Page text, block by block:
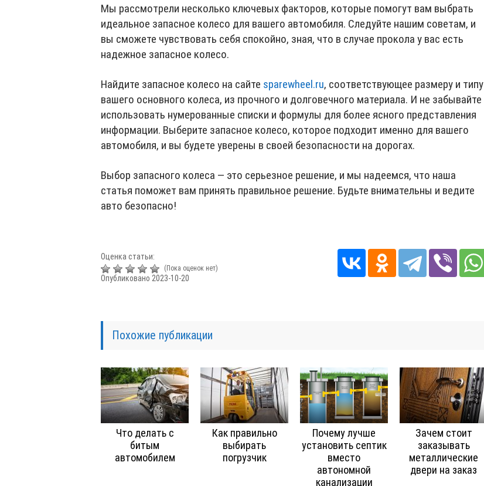
Мы рассмотрели несколько ключевых факторов, которые помогут вам выбрать
идеальное запасное колесо для вашего автомобиля. Следуйте нашим советам, и
вы сможете чувствовать себя спокойно, зная, что в случае прокола у вас есть
надежное запасное колесо.
Найдите запасное колесо на сайте sparewheel.ru, соответствующее размеру и типу
вашего основного колеса, из прочного и долговечного материала. И не забывайте
использовать нумерованные списки и формулы для более ясного представления
информации. Выберите запасное колесо, которое подходит именно для вашего
автомобиля, и вы будете уверены в своей безопасности на дорогах.
Выбор запасного колеса — это серьезное решение, и мы надеемся, что наша
статья поможет вам принять правильное решение. Будьте внимательны и ведите
авто безопасно!
Оценка статьи:
(Пока оценок нет)
Опубликовано 2023-10-20
Похожие публикации
Что делать с
битым
автомобилем
Как правильно
выбирать
погрузчик
Почему лучше
установить септик
вместо
автономной
канализации
Зачем стоит
заказывать
металлические
двери на заказ